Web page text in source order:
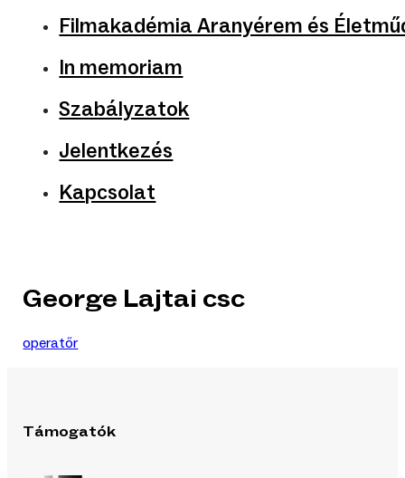
Filmakadémia Aranyérem és
In memoriam
Szabályzatok
Jelentkezés
Kapcsolat
George Lajtai csc
operatőr
Támogatók